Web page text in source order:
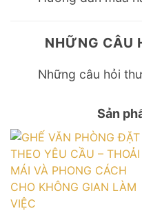
NHỮNG CÂU
Những câu hỏi
Sản